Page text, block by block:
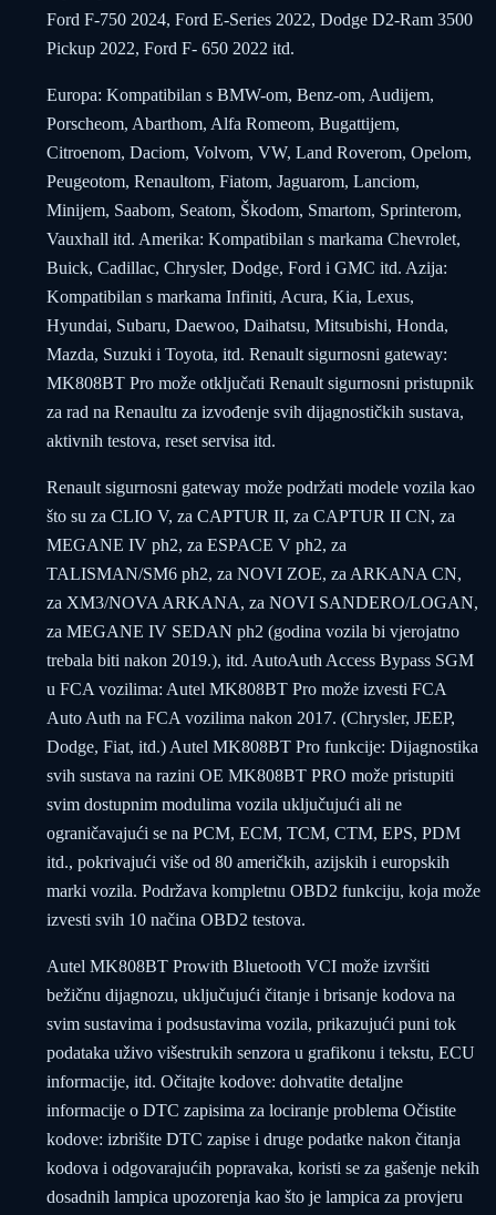
Ford F-750 2024, Ford E-Series 2022, Dodge D2-Ram 3500
Pickup 2022, Ford F- 650 2022 itd.
Europa: Kompatibilan s BMW-om, Benz-om, Audijem,
Porscheom, Abarthom, Alfa Romeom, Bugattijem,
Citroenom, Daciom, Volvom, VW, Land Roverom, Opelom,
Peugeotom, Renaultom, Fiatom, Jaguarom, Lanciom,
Minijem, Saabom, Seatom, Škodom, Smartom, Sprinterom,
Vauxhall itd. Amerika: Kompatibilan s markama Chevrolet,
Buick, Cadillac, Chrysler, Dodge, Ford i GMC itd. Azija:
Kompatibilan s markama Infiniti, Acura, Kia, Lexus,
Hyundai, Subaru, Daewoo, Daihatsu, Mitsubishi, Honda,
Mazda, Suzuki i Toyota, itd. Renault sigurnosni gateway:
MK808BT Pro može otključati Renault sigurnosni pristupnik
za rad na Renaultu za izvođenje svih dijagnostičkih sustava,
aktivnih testova, reset servisa itd.
Renault sigurnosni gateway može podržati modele vozila kao
što su za CLIO V, za CAPTUR II, za CAPTUR II CN, za
MEGANE IV ph2, za ESPACE V ph2, za
TALISMAN/SM6 ph2, za NOVI ZOE, za ARKANA CN,
za XM3/NOVA ARKANA, za NOVI SANDERO/LOGAN,
za MEGANE IV SEDAN ph2 (godina vozila bi vjerojatno
trebala biti nakon 2019.), itd. AutoAuth Access Bypass SGM
u FCA vozilima: Autel MK808BT Pro može izvesti FCA
Auto Auth na FCA vozilima nakon 2017. (Chrysler, JEEP,
Dodge, Fiat, itd.) Autel MK808BT Pro funkcije: Dijagnostika
svih sustava na razini OE MK808BT PRO može pristupiti
svim dostupnim modulima vozila uključujući ali ne
ograničavajući se na PCM, ECM, TCM, CTM, EPS, PDM
itd., pokrivajući više od 80 američkih, azijskih i europskih
marki vozila. Podržava kompletnu OBD2 funkciju, koja može
izvesti svih 10 načina OBD2 testova.
Autel MK808BT Prowith Bluetooth VCI može izvršiti
bežičnu dijagnozu, uključujući čitanje i brisanje kodova na
svim sustavima i podsustavima vozila, prikazujući puni tok
podataka uživo višestrukih senzora u grafikonu i tekstu, ECU
informacije, itd. Očitajte kodove: dohvatite detaljne
informacije o DTC zapisima za lociranje problema Očistite
kodove: izbrišite DTC zapise i druge podatke nakon čitanja
kodova i odgovarajućih popravaka, koristi se za gašenje nekih
dosadnih lampica upozorenja kao što je lampica za provjeru